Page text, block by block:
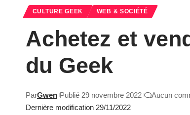
CULTURE GEEK WEB & SOCIÉTÉ
Achetez et
du Geek
Dernière modification 29/11/2022
ParGwen Publié 29 novembre 2022 Aucun